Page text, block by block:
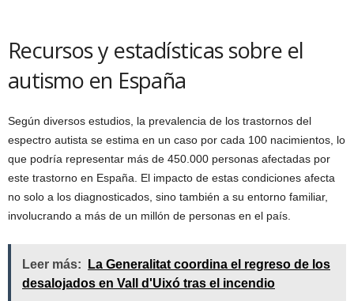
Recursos y estadísticas sobre el
autismo en España
Según diversos estudios, la prevalencia de los trastornos del
espectro autista se estima en un caso por cada 100 nacimientos, lo
que podría representar más de 450.000 personas afectadas por
este trastorno en España. El impacto de estas condiciones afecta
no solo a los diagnosticados, sino también a su entorno familiar,
involucrando a más de un millón de personas en el país.
Leer más:
La Generalitat coordina el regreso de los
desalojados en Vall d'Uixó tras el incendio